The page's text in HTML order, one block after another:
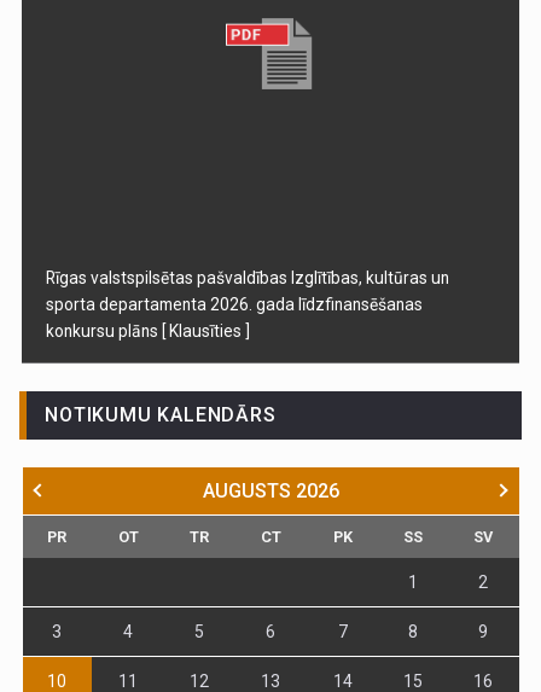
Rīgas valstspilsētas pašvaldības Izglītības, kultūras un
sporta departamenta 2026. gada līdzfinansēšanas
konkursu plāns [ Klausīties ]
NOTIKUMU KALENDĀRS
AUGUSTS 2026
PR OT TR CT PK SS SV
1 2
3 4 5 6 7 8 9
10 11 12 13 14 15 16